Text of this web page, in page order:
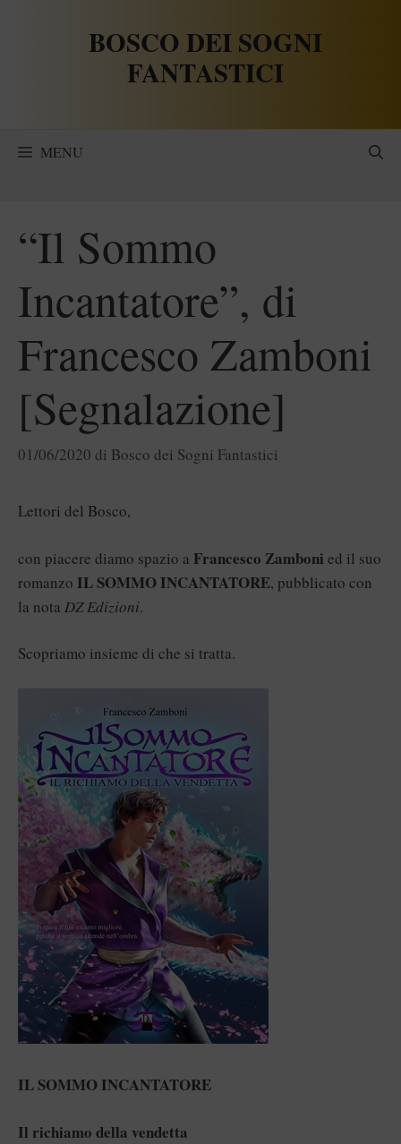
BOSCO DEI SOGNI
FANTASTICI
MENU
“Il Sommo
Incantatore”, di
Francesco Zamboni
[Segnalazione]
01/06/2020 di Bosco dei Sogni Fantastici
Lettori del Bosco,
con piacere diamo spazio a Francesco Zamboni ed il suo
romanzo IL SOMMO INCANTATORE, pubblicato con
la nota DZ Edizioni.
Scopriamo insieme di che si tratta.
IL SOMMO INCANTATORE
Il richiamo della vendetta